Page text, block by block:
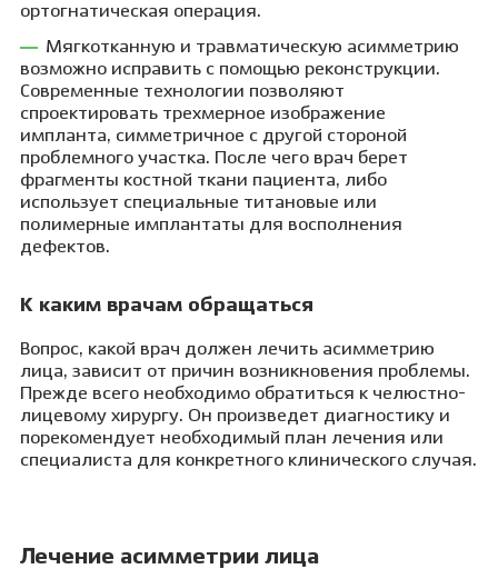
ортогнатическая операция.
Мягкотканную и травматическую асимметрию
возможно исправить с помощью реконструкции.
Современные технологии позволяют
спроектировать трехмерное изображение
импланта, симметричное с другой стороной
проблемного участка. После чего врач берет
фрагменты костной ткани пациента, либо
использует специальные титановые или
полимерные имплантаты для восполнения
дефектов.
К каким врачам обращаться
Вопрос, какой врач должен лечить асимметрию
лица, зависит от причин возникновения проблемы.
Прежде всего необходимо обратиться к челюстно-
лицевому хирургу. Он произведет диагностику и
порекомендует необходимый план лечения или
специалиста для конкретного клинического случая.
Лечение асимметрии лица